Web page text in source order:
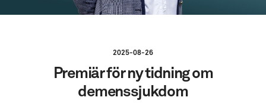
2025-08-26
Premiär för ny tidning om
demenssjukdom